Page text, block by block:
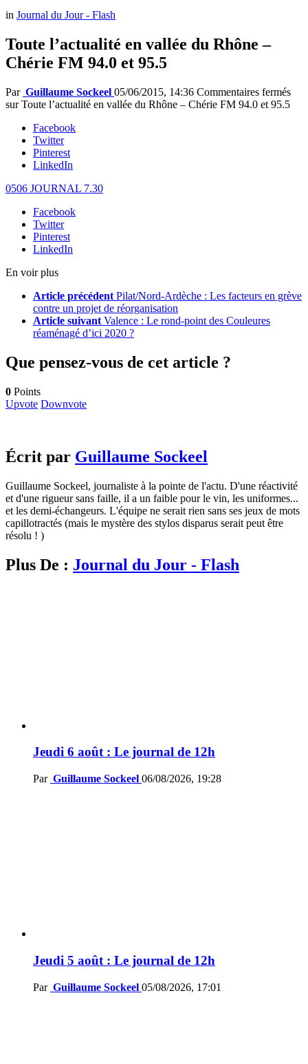
in Journal du Jour - Flash
Toute l’actualité en vallée du Rhône –
Chérie FM 94.0 et 95.5
Par Guillaume Sockeel 05/06/2015, 14:36 Commentaires fermés
sur Toute l’actualité en vallée du Rhône – Chérie FM 94.0 et 95.5
Facebook
Twitter
Pinterest
LinkedIn
0506 JOURNAL 7.30
Facebook
Twitter
Pinterest
LinkedIn
En voir plus
Article précédent Pilat/Nord-Ardèche : Les facteurs en grève
contre un projet de réorganisation
Article suivant Valence : Le rond-point des Couleures
réaménagé d’ici 2020 ?
Que pensez-vous de cet article ?
0 Points
Upvote Downvote
Écrit par Guillaume Sockeel
Guillaume Sockeel, journaliste à la pointe de l'actu. D'une réactivité
et d'une rigueur sans faille, il a un faible pour le vin, les uniformes...
et les demi-échangeurs. L'équipe ne serait rien sans ses jeux de mots
capillotractés (mais le mystère des stylos disparus serait peut être
résolu ! )
Plus De : Journal du Jour - Flash
Jeudi 6 août : Le journal de 12h
Par Guillaume Sockeel 06/08/2026, 19:28
Jeudi 5 août : Le journal de 12h
Par Guillaume Sockeel 05/08/2026, 17:01